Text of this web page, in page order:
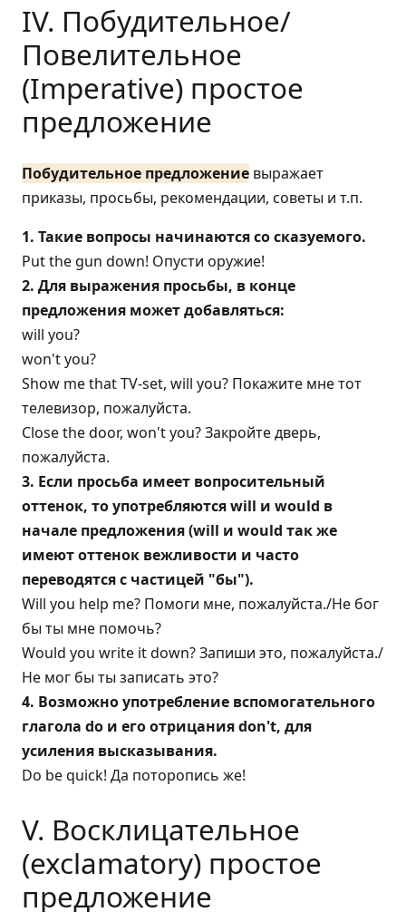
IV. Побудительное/
Повелительное
(Imperative) простое
предложение
Побудительное предложение выражает
приказы, просьбы, рекомендации, советы и т.п.
1. Такие вопросы начинаются со сказуемого.
Put the gun down! Опусти оружие!
2. Для выражения просьбы, в конце
предложения может добавляться:
will you?
won't you?
Show me that TV-set, will you? Покажите мне тот
телевизор, пожалуйста.
Close the door, won't you? Закройте дверь,
пожалуйста.
3. Если просьба имеет вопросительный
оттенок, то употребляются will и would в
начале предложения (will и would так же
имеют оттенок вежливости и часто
переводятся c частицей "бы").
Will you help me? Помоги мне, пожалуйста./Не бог
бы ты мне помочь?
Would you write it down? Запиши это, пожалуйста./
Не мог бы ты записать это?
4. Возможно употребление вспомогательного
глагола do и его отрицания don't, для
усиления высказывания.
Do be quick! Да поторопись же!
V. Восклицательное
(exclamatory) простое
предложение